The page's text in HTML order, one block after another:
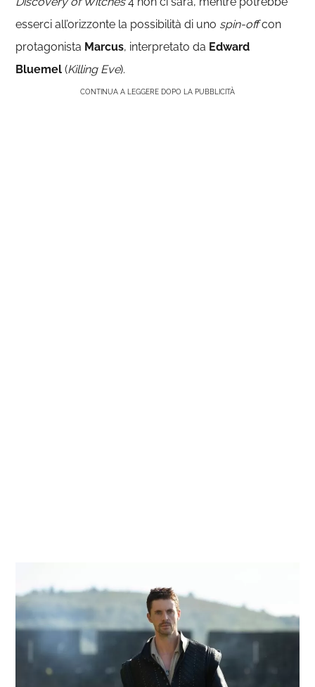
esserci all’orizzonte la possibilità di uno spin-offcon
protagonista Marcus, interpretato da Edward
Bluemel (Killing Eve).
CONTINUA A LEGGERE DOPO LA PUBBLICITÀ